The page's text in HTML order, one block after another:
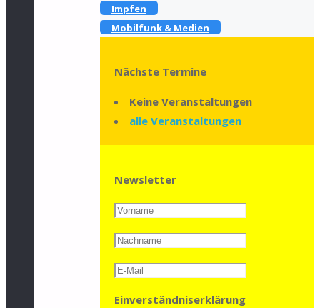
Impfen
Mobilfunk & Medien
Nächste Termine
Keine Veranstaltungen
alle Veranstaltungen
Newsletter
Einverständniserklärung